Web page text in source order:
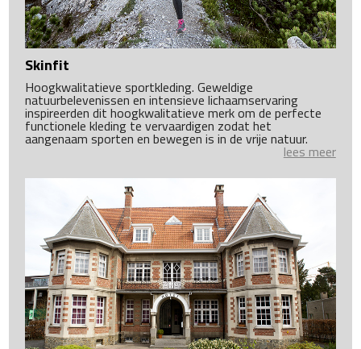
Skinfit
Hoogkwalitatieve sportkleding. Geweldige
natuurbelevenissen en intensieve lichaamservaring
inspireerden dit hoogkwalitatieve merk om de perfecte
functionele kleding te vervaardigen zodat het
aangenaam sporten en bewegen is in de vrije natuur.
lees meer